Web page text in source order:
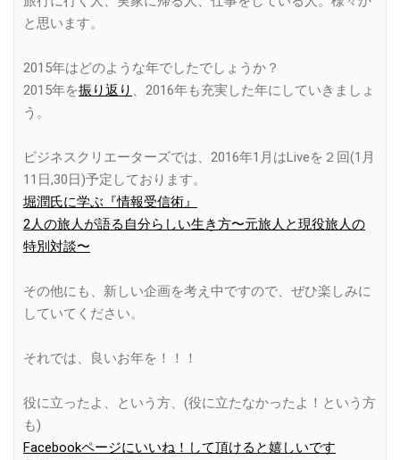
と思います。
2015年はどのような年でしたでしょうか？
2015年を振り返り 、2016年も充実した年にしていきましょ
う。
ビジネスクリエーターズでは、2016年1月はLiveを２回(1月
11日,30日)予定しております。
堀潤氏に学ぶ『情報受信術』
2人の旅人が語る自分らしい生き方〜元旅人と現役旅人の
特別対談〜
その他にも、新しい企画を考え中ですので、ぜひ楽しみに
していてください。
それでは、良いお年を！！！
役に立ったよ、という方、(役に立たなかったよ！という方
も)
Facebookページにいいね！して頂けると嬉しいです